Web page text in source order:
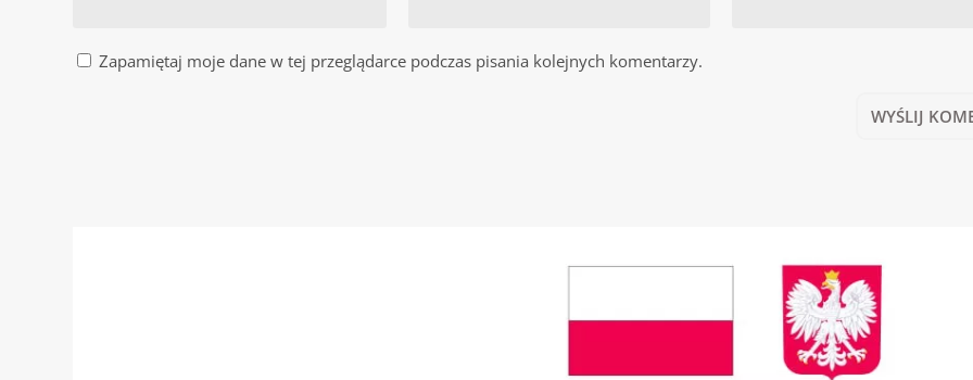
Zapamiętaj moje dane w tej przeglądarce podczas pisania kolejnych komentarzy.